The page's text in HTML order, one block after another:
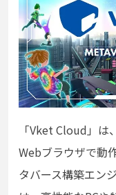
「Vket Cloud」
Webブラウザで動
タバース構築エン